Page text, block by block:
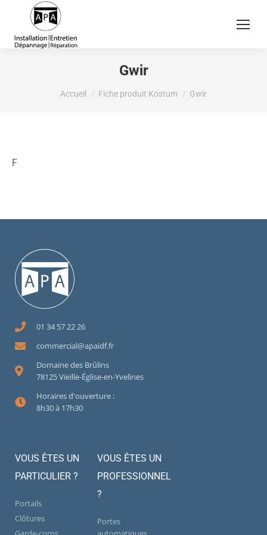
Gwir
Vous êtes ici :
Accueil Fiche produit Kostum Gwir
F
01 34 57 22 26
commercial@apaidf.fr
Domaine des Brûlins
78125 Vieille-Église-en-Yvelines
Horaires d'ouverture :
8h30 à 17h30
VOUS ÊTES UN
PARTICULIER ?
Portails
Clôtures
VOUS ÊTES UN
PROFESSIONNEL
?
Portes